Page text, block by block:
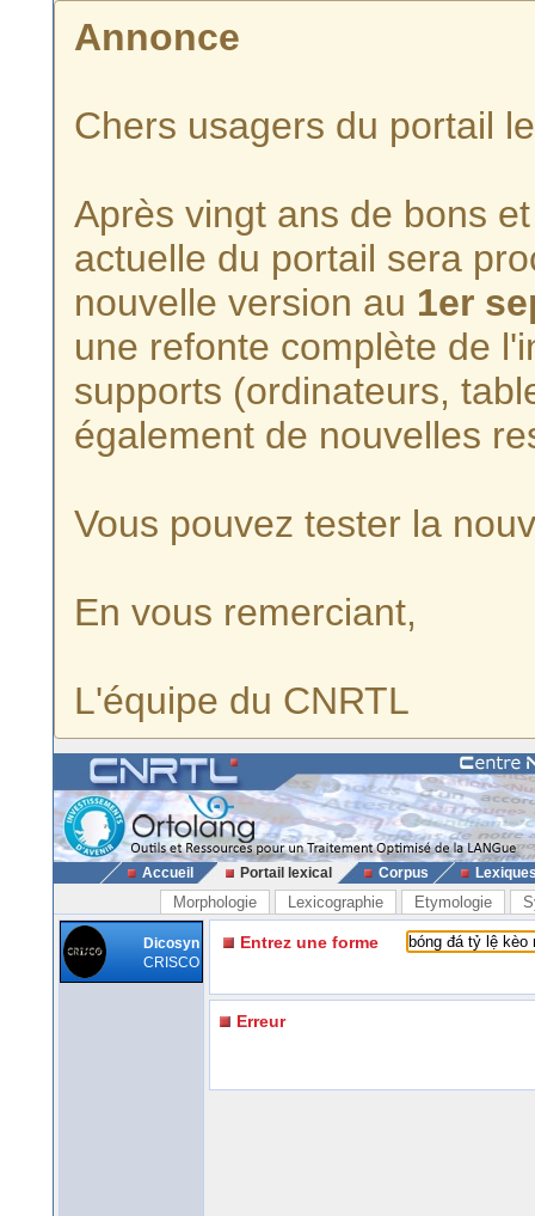
Annonce
Chers usagers du portail
Après vingt ans de bons
actuelle du portail sera
nouvelle version au 1er
une refonte complète de
supports (ordinateurs,
également de nouvelles
Vous pouvez tester la
En vous remerciant,
L'équipe du CNRTL
Accueil Portail lexical Corpus
Morphologie Lexicographie Etymologie
Dicosyn
CRISCO
Entrez une forme
Erreur